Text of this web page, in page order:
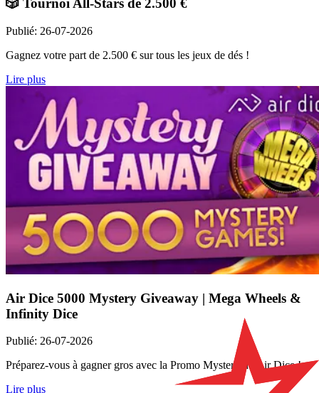
🎲 Tournoi All-Stars de 2.500 €
Publié: 26-07-2026
Gagnez votre part de 2.500 € sur tous les jeux de dés !
Lire plus
Air Dice 5000 Mystery Giveaway | Mega Wheels &
Infinity Dice
Publié: 26-07-2026
Préparez-vous à gagner gros avec la Promo Mystery de Air Dice !
Lire plus